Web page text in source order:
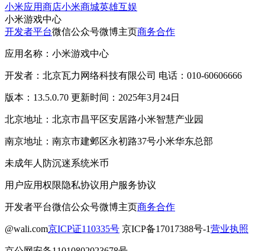
小米应用商店小米商城英雄互娱
小米游戏中心
开发者平台微信公众号微博主页商务合作
应用名称：小米游戏中心
开发者：北京瓦力网络科技有限公司 电话：010-60606666
版本：13.5.0.70 更新时间：2025年3月24日
北京地址：北京市昌平区安居路小米智慧产业园
南京地址：南京市建邺区永初路37号小米华东总部
未成年人防沉迷系统米币
用户应用权限隐私协议用户服务协议
开发者平台微信公众号微博主页商务合作
@wali.com京ICP证110335号 京ICP备17017388号-1营业执照